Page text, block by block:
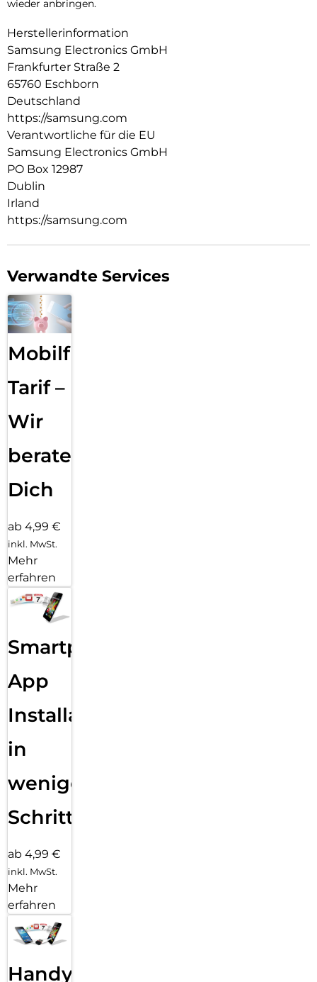
wieder anbringen.
Herstellerinformation
Samsung Electronics GmbH
Frankfurter Straße 2
65760 Eschborn
Deutschland
https://samsung.com
Verantwortliche für die EU
Samsung Electronics GmbH
PO Box 12987
Dublin
Irland
https://samsung.com
Verwandte Services
Mobilfunk
Tarif –
Wir
beraten
Dich
ab 4,99 €
inkl. MwSt.
Mehr
erfahren
Smartphone
App
Installation
in
wenigen
Schritten
ab 4,99 €
inkl. MwSt.
Mehr
erfahren
Handy